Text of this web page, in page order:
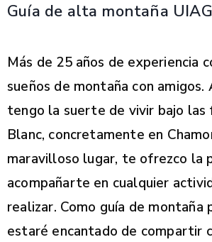
Guía de alta montaña
Más de 25 años de experiencia
sueños de montaña con
tengo la suerte de vivir bajo
Blanc, concretamente en
maravilloso lugar, te ofrezco la
acompañarte en cualquier
realizar. Como guía de montaña
estaré encantado de compartir